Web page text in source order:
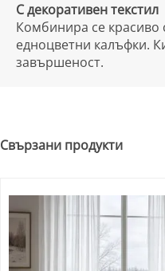
С декоративен текстил
Комбинира се красиво
едноцветни калъфки.
завършеност.
Свързани продукти